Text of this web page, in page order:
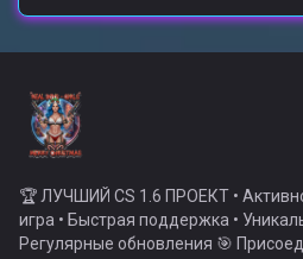
🏆 ЛУЧШИЙ CS 1.6 ПРОЕКТ •
игра • Быстрая поддержка •
Регулярные обновления 🎯